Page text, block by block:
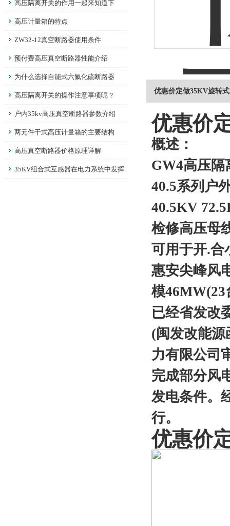
高压隔离开关的作用一起来知道下
高压计量箱的特点
ZW32-12真空断路器使用条件
预付费高压真空断路器性能介绍
为什么选择自能式六氟化硫断路器
高压隔离开关的操作注意事项呢？
户内35kv高压真空断路器参数介绍
两元件干式高压计量箱的主要结构
高压真空断路器价格原理详解
35KV组合式互感器在电力系统中发挥
优惠价定做35KV旋转
优惠价
概述：
GW4高压隔
40.5系列户
40.5KV
检修高压母
可用于开.合
惠安尖峰风
模
已经省发改
(闽发改能源
力有限公司
完成部分风
发电条件。
行。
优惠价